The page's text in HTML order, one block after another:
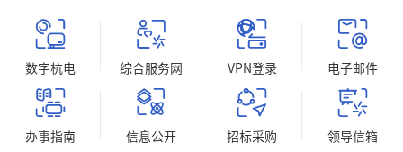
数字杭电 综合服务网 VPN登录 电子邮件
办事指南 信息公开 招标采购 领导信箱